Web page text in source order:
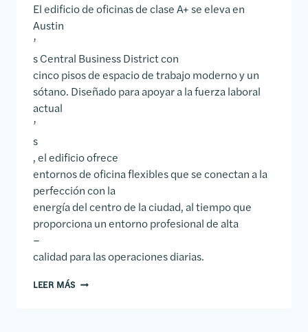
El edificio de oficinas de clase A+ se eleva en
Austin
’
s Central Business District con
cinco pisos de espacio de trabajo moderno y un
sótano. Diseñado para apoyar a la fuerza laboral
actual
’
s
, el edificio ofrece
entornos de oficina flexibles que se conectan a la
perfección con la
energía del centro de la ciudad, al tiempo que
proporciona un entorno profesional de alta
–
calidad para las operaciones diarias.
LEER MÁS EDIFICIO DE OFICINAS HIPPO INSURANCE